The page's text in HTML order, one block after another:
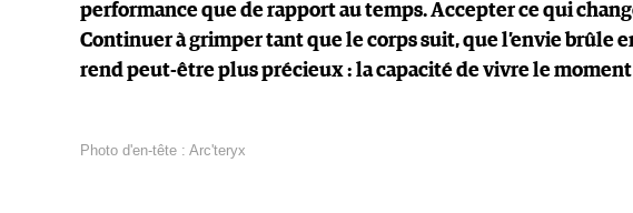
performance que de rapport au temps. Accepter ce qui
Continuer à grimper tant que le corps suit, que l’envie brûle
rend peut-être plus précieux : la capacité de vivre le
Photo d'en-tête : Arc'teryx